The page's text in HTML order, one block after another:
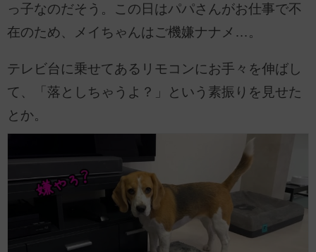
っ子なのだそう。この日はパパさんがお仕事で不
在のため、メイちゃんはご機嫌ナナメ…。
テレビ台に乗せてあるリモコンにお手々を伸ばし
て、「落としちゃうよ？」という素振りを見せた
とか。